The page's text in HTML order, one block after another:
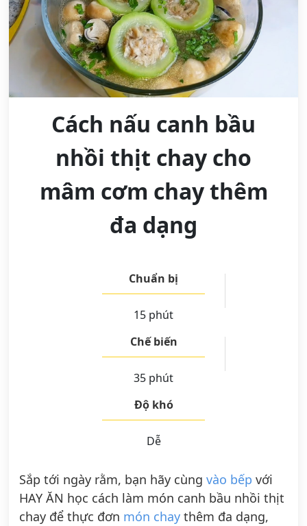
Cách nấu canh bầu
nhồi thịt chay cho
mâm cơm chay thêm
đa dạng
Chuẩn bị
15 phút
Chế biến
35 phút
Độ khó
Dễ
Sắp tới ngày rằm, bạn hãy cùng vào bếp với
HAY ĂN học cách làm món canh bầu nhồi thịt
chay để thực đơn món chay thêm đa dạng,